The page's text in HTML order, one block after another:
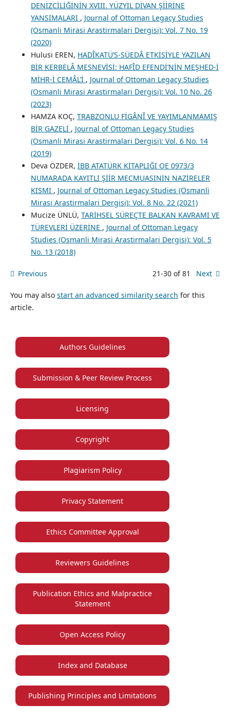
DENİZCİLİĞİNİN XVIII. YÜZYIL DİVAN ŞİİRİNE
YANSIMALARI , Journal of Ottoman Legacy Studies
(Osmanli Mirasi Arastirmalari Dergisi): Vol. 7 No. 19
(2020)
Hulusi EREN, HADÎKATÜ’S-SÜEDÂ ETKİSİYLE YAZILAN
BİR KERBELÂ MESNEVİSİ: HAFÎD EFENDİ’NİN MEŞHED-İ
MİHR-İ CEMÂL’İ , Journal of Ottoman Legacy Studies
(Osmanli Mirasi Arastirmalari Dergisi): Vol. 10 No. 26
(2023)
HAMZA KOÇ, TRABZONLU FİGÂNÎ VE YAYIMLANMAMIŞ
BİR GAZELİ , Journal of Ottoman Legacy Studies
(Osmanli Mirasi Arastirmalari Dergisi): Vol. 6 No. 14
(2019)
Deva ÖZDER, İBB ATATÜRK KİTAPLIĞI OE 0973/3
NUMARADA KAYITLI ŞİİR MECMUASININ NAZİRELER
KISMI , Journal of Ottoman Legacy Studies (Osmanli
Mirasi Arastirmalari Dergisi): Vol. 8 No. 22 (2021)
Mucize ÜNLÜ, TARİHSEL SÜREÇTE BALKAN KAVRAMI VE
TÜREVLERİ ÜZERİNE , Journal of Ottoman Legacy
Studies (Osmanli Mirasi Arastirmalari Dergisi): Vol. 5
No. 13 (2018)
Previous 21-30 of 81 Next
You may also start an advanced similarity search for this
article.
Authors Guidelines
Submission & Peer Review Process
Licensing
Copyright
Plagiarism Policy
Privacy Statement
Ethics Committee Approval
Reviewers Guidelines
Publication Ethics and Malpractice
Statement
Open Access Policy
Index and Database
Publishing Principles and Limitations